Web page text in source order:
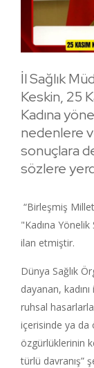
İl Sağlık
Keskin, 25
Kadına
nedenlere
sonuçlara
sözlere
“Birleşmiş
"Kadına
ilan etmiştir.
Dünya Sağlık
dayanan,
ruhsal
içerisinde ya da
özgürlüklerinin
türlü davranış”